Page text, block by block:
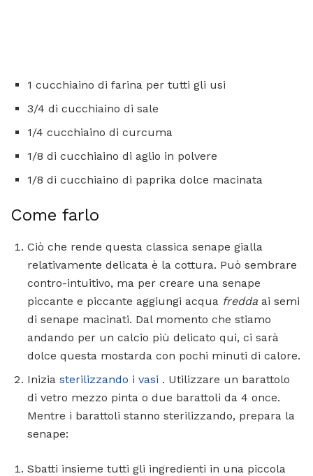
1 cucchiaino di farina per tutti gli usi
3/4 di cucchiaino di sale
1/4 cucchiaino di curcuma
1/8 di cucchiaino di aglio in polvere
1/8 di cucchiaino di paprika dolce macinata
Come farlo
Ciò che rende questa classica senape gialla
relativamente delicata è la cottura. Può sembrare
contro-intuitivo, ma per creare una senape
piccante e piccante aggiungi acqua fredda ai semi
di senape macinati. Dal momento che stiamo
andando per un calcio più delicato qui, ci sarà
dolce questa mostarda con pochi minuti di calore.
Inizia sterilizzando i vasi . Utilizzare un barattolo
di vetro mezzo pinta o due barattoli da 4 once.
Mentre i barattoli stanno sterilizzando, prepara la
senape:
Sbatti insieme tutti gli ingredienti in una piccola